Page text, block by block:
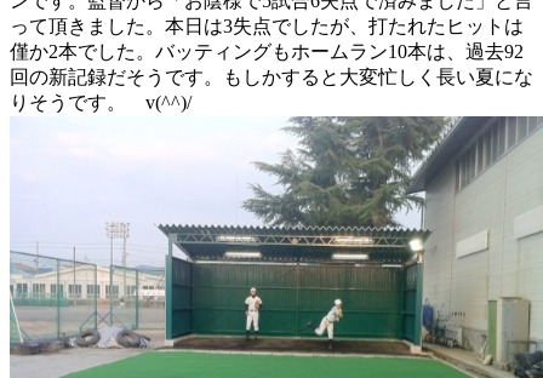
って頂きました。本日は3失点でしたが、打たれたヒットは
僅か2本でした。バッティングもホームラン10本は、過去92
回の新記録だそうです。もしかすると大変忙しく長い夏にな
りそうです。 v(^^)/